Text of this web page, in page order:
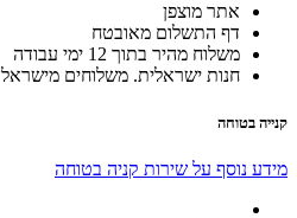
אתר מוצפן
דף התשלום מאובטח
משלוח מהיר בתוך 12 ימי עבודה
חנות ישראלית. משלוחים מישראל
קנייה בטוחה
מידע נוסף על שירות קניה בטוחה